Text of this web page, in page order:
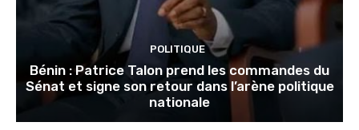
POLITIQUE
Bénin : Patrice Talon prend les commandes du
Sénat et signe son retour dans l’arène politique
nationale